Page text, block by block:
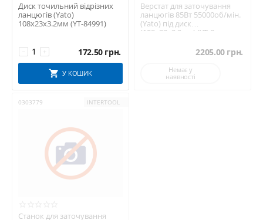
Диск точильний відрізних
ланцюгів (Yato)
108x23x3.2мм (YT-84991)
+
− 172.50 грн.
У КОШИК
Верстат для заточування
ланцюгів 85Вт 55000об/мін.
(Yato) під диск
(108х23х3,2мм) (YT-8...
2205.00 грн.
Немає у
наявності
0303779 INTERTOOL
Станок для заточування